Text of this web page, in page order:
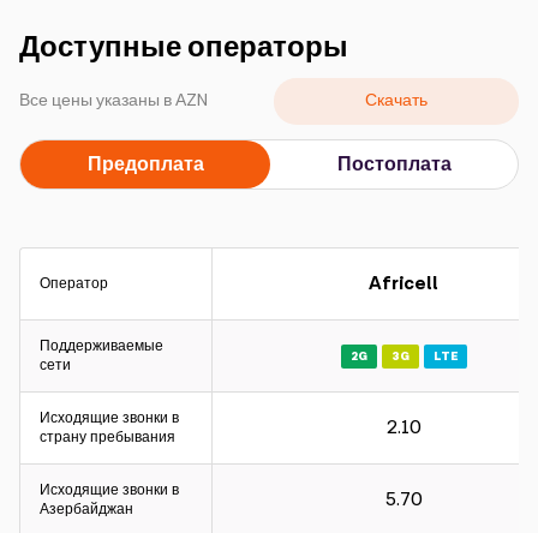
Кампании
Поддержка
Доступные операторы
Все цены указаны в АZN
Предоплата Постоплата
Скачать
Оператор
Поддерживаемые
сети
Исходящие звонки в
страну пребывания
Исходящие звонки в
Азербайджан
Africell
2G 3G LTE
2.10
5.70